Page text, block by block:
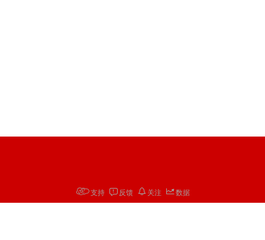
支持 反馈 关注 数据